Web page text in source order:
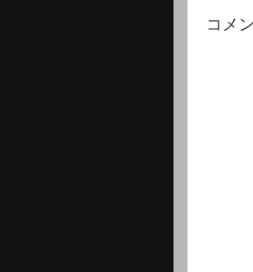
コメ